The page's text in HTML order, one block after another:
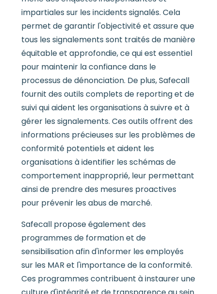
impartiales sur les incidents signalés. Cela
permet de garantir l'objectivité et assure que
tous les signalements sont traités de manière
équitable et approfondie, ce qui est essentiel
pour maintenir la confiance dans le
processus de dénonciation. De plus, Safecall
fournit des outils complets de reporting et de
suivi qui aident les organisations à suivre et à
gérer les signalements. Ces outils offrent des
informations précieuses sur les problèmes de
conformité potentiels et aident les
organisations à identifier les schémas de
comportement inapproprié, leur permettant
ainsi de prendre des mesures proactives
pour prévenir les abus de marché.
Safecall propose également des
programmes de formation et de
sensibilisation afin d'informer les employés
sur les MAR et l'importance de la conformité.
Ces programmes contribuent à instaurer une